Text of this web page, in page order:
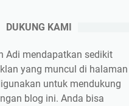
DUKUNG KAMI
Adi mendapatkan sedikit
yang muncul di halaman
untuk mendukung
blog ini. Anda bisa